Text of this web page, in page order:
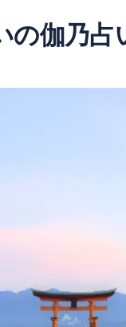
の伽乃占